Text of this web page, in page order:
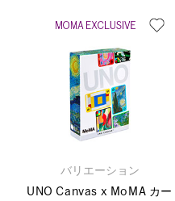
バリエーション
UNO Canvas x MoMA カー